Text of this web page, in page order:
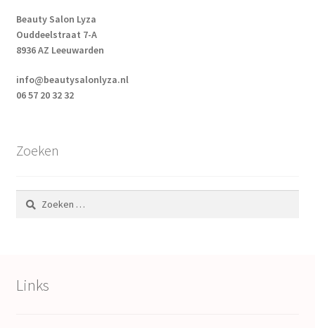
Beauty Salon Lyza
Ouddeelstraat 7-A
8936 AZ Leeuwarden
info@beautysalonlyza.nl
06 57 20 32 32
Zoeken
Zoeken
naar:
Links